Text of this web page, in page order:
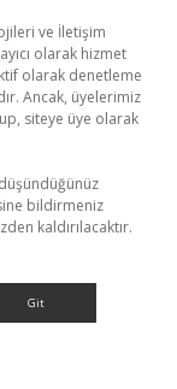
ve İletişim
olarak hizmet
olarak denetleme
Ancak, üyelerimiz
siteye üye olarak
bildirmeniz
kaldırılacaktır.